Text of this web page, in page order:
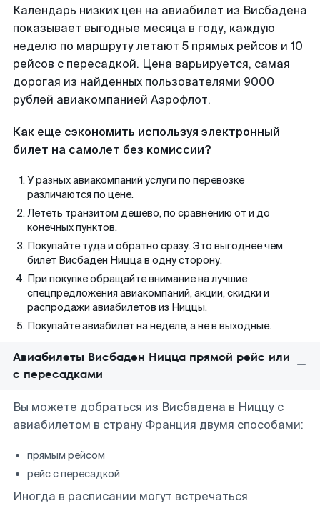
Календарь низких цен на авиабилет из Висбадена
показывает выгодные месяца в году, каждую
неделю по маршруту летают 5 прямых рейсов и 10
рейсов с пересадкой. Цена варьируется, самая
дорогая из найденных пользователями 9000
рублей авиакомпанией Аэрофлот.
Как еще сэкономить используя электронный
билет на самолет без комиссии?
У разных авиакомпаний услуги по перевозке
различаются по цене.
Лететь транзитом дешево, по сравнению от и до
конечных пунктов.
Покупайте туда и обратно сразу. Это выгоднее чем
билет Висбаден Ницца в одну сторону.
При покупке обращайте внимание на лучшие
спецпредложения авиакомпаний, акции, скидки и
распродажи авиабилетов из Ниццы.
Покупайте авиабилет на неделе, а не в выходные.
Авиабилеты Висбаден Ницца прямой рейс или
с пересадками
Вы можете добраться из Висбадена в Ниццу с
авиабилетом в страну Франция двумя способами:
прямым рейсом
рейс с пересадкой
Иногда в расписании могут встречаться